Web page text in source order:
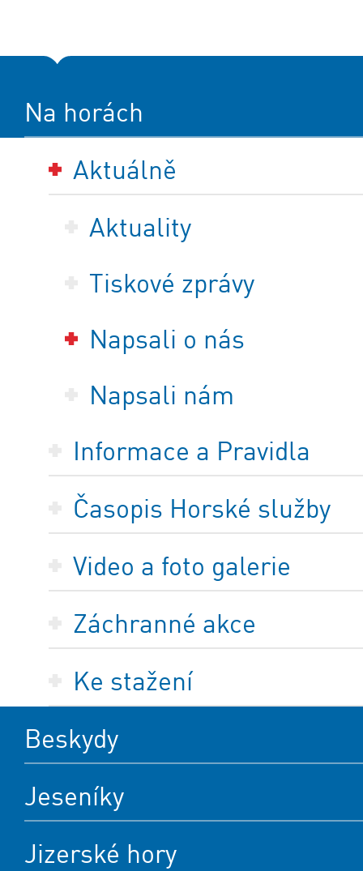
Na horách
Aktuálně
Aktuality
Tiskové zprávy
Napsali o nás
Napsali nám
Informace a Pravidla
Časopis Horské služby
Video a foto galerie
Záchranné akce
Ke stažení
Beskydy
Jeseníky
Jizerské hory